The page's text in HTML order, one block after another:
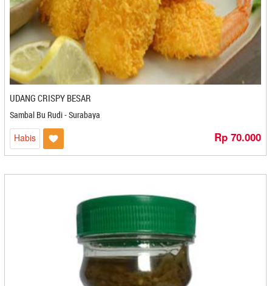
CV. Itrade Intl - Bekasi
CV. Kaleb Berkah - Gorontalo
CV. Mirando - Pangkal Pinang
CV. Muda Kopi Indonesia - Medan
CV. Prima Rasa - Bandung
CV. Rosalia Jaya - Bandung
CV. Saripati Laer - Cilegon
CV. Semar Food
CV. Semar Food - Cilegon
CV. Tirta Dewi - Kuningan
CV. Warna Warni Gemilang Snack - Banjarmasin
CV. Yakin Rizki Illahi - Pangkal Pinang
Dapoer Bu Endang - Medan
Dapoer Cemilan Adam - Banjarmasin
Dapoer Mas Dzaka - Denpasar
Dapoer Onde - Bandung
Dapoer Sanchila - Cilegon
Dapur Anisa - Cilegon
UDANG CRISPY BESAR
Sambal Bu Rudi - Surabaya
Habis Rp 70.000